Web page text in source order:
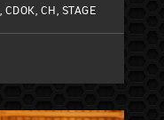
CDOK CH STAGE